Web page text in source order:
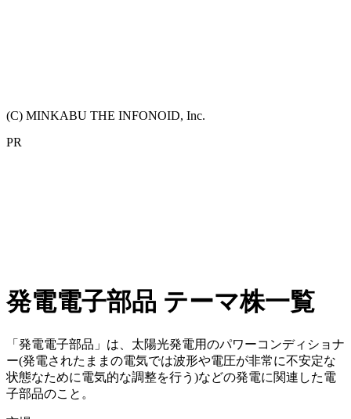
(C) MINKABU THE INFONOID, Inc.
PR
発電電子部品 テーマ株一覧
「発電電子部品」は、太陽光発電用のパワーコンディショナ
ー(発電されたままの電気では波形や電圧が非常に不安定な
状態なために電気的な調整を行う)などの発電に関連した電
子部品のこと。